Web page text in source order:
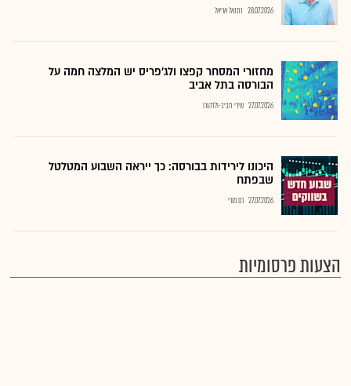
28.07.2026 נתנאל אריאל
מחזורי המסחר קפצו ולג'פריס יש המלצה חמה על
הבורסה בתל אביב
27.07.2026 שירי חביב-ולדהורן
היכונו לירידות בבורסה: כך ייראה השבוע המטלטל
שבפתח
27.07.2026 רם מורי
הצעות פרסומיות